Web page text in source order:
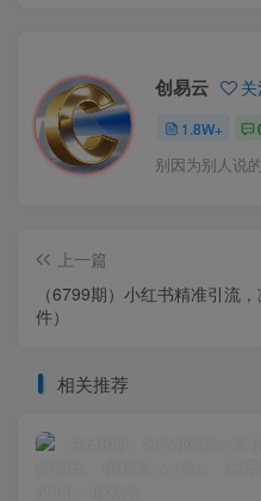
创易云
1.8W+
别因为别人说
上一篇
（6799期）小红书精准引流
件）
相关推荐